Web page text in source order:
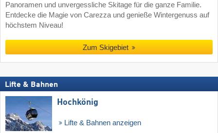
Panoramen und unvergessliche Skitage für die ganze Familie.
Entdecke die Magie von Carezza und genieße Wintergenuss auf
höchstem Niveau!
Zum Skigebiet
Lifte & Bahnen
Hochkönig
Lifte & Bahnen anzeigen